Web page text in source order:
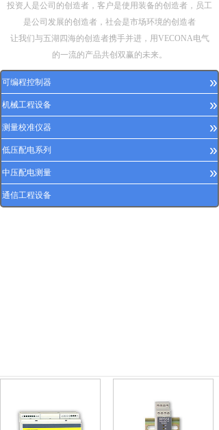
投资人是公司的创造者，客户是使用装备的创造者，员工
是公司发展的创造者，社会是市场环境的创造者
让我们与五湖四海的创造者携手并进，用VECONA电气
的一流的产品共创双赢的未来。
可编程控制器 »
机械工程设备 »
测量校准仪器 »
低压配电系列 »
中压配电测量 »
通信工程设备